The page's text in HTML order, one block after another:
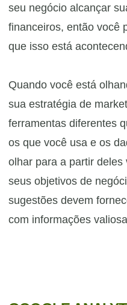
seu negócio alcançar
financeiros, então você
que isso está
Quando você está
sua estratégia de
ferramentas diferentes
os que você usa e os
olhar para a partir
seus objetivos de
sugestões devem
com informações